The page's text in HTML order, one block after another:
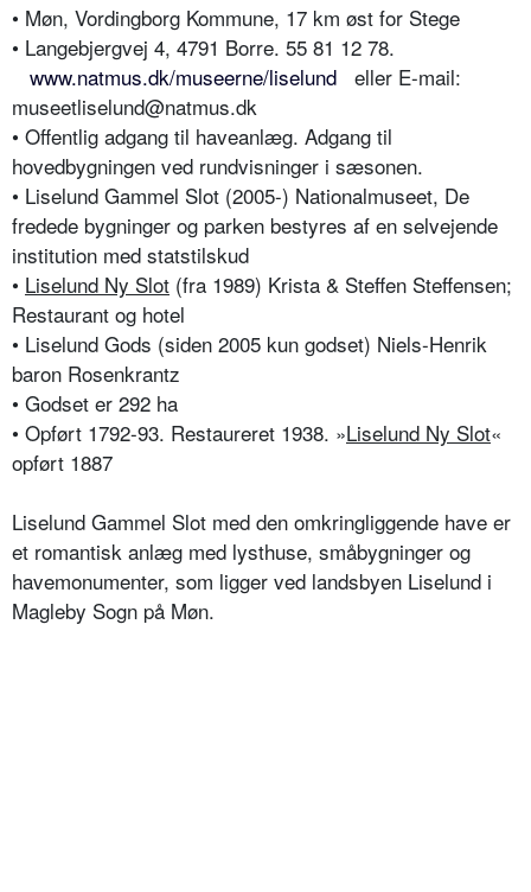
• Møn, Vordingborg Kommune, 17 km øst for Stege
• Langebjergvej 4, 4791 Borre. 55 81 12 78.
www.natmus.dk/museerne/liselund eller E-mail:
museetliselund@natmus.dk
• Offentlig adgang til haveanlæg. Adgang til
hovedbygningen ved rundvisninger i sæsonen.
• Liselund Gammel Slot (2005-) Nationalmuseet, De
fredede bygninger og parken bestyres af en selvejende
institution med statstilskud
• Liselund Ny Slot (fra 1989) Krista & Steffen Steffensen;
Restaurant og hotel
• Liselund Gods (siden 2005 kun godset) Niels-Henrik
baron Rosenkrantz
• Godset er 292 ha
• Opført 1792-93. Restaureret 1938. »Liselund Ny Slot«
opført 1887
Liselund Gammel Slot med den omkringliggende have er
et romantisk anlæg med lysthuse, småbygninger og
havemonumenter, som ligger ved landsbyen Liselund i
Magleby Sogn på Møn.